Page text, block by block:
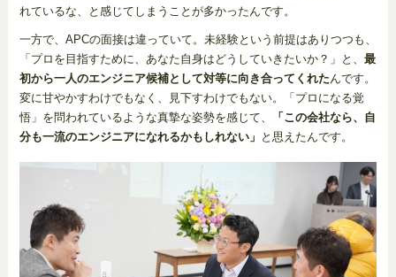
れているな、と感じてしまうことが多かったんです。
一方で、APCの面接は違っていて。未経験という前提はありつつも、
「プロを目指すために、あなた自身はどうしていきたいか？」と、 最
初から一人のエンジニア候補として対等に向き合ってくれたんです。
変に甘やかすわけでもなく、見下すわけでもない。「プロになる覚
悟」を問われているような真摯な姿勢を感じて、
「この会社なら、自
分も一流のエンジニアになれるかもしれない」 と思えたんです。